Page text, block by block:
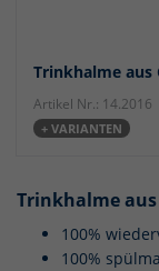
Trinkhalme aus
Artikel Nr.: 14.2016
+ VARIANTEN
Trinkhalme aus
100%
100%